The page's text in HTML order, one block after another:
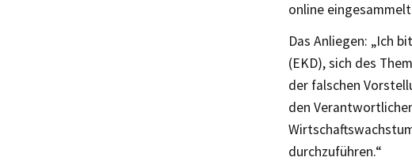
online
Das Anliegen: „Ich
(EKD), sich des
der falschen
den
durchzuführen.“